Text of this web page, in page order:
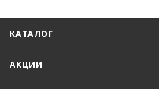
КАТАЛОГ
АКЦИИ